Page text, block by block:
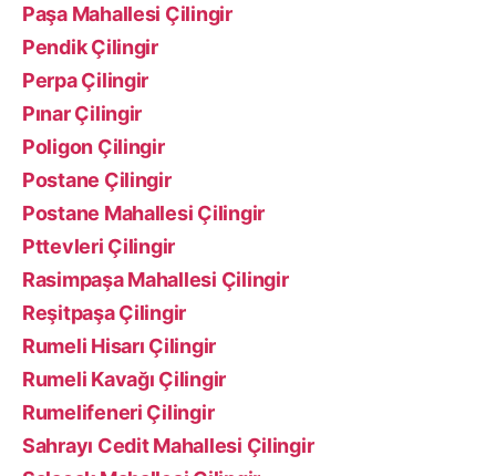
Paşa Mahallesi Çilingir
Pendik Çilingir
Perpa Çilingir
Pınar Çilingir
Poligon Çilingir
Postane Çilingir
Postane Mahallesi Çilingir
Pttevleri Çilingir
Rasimpaşa Mahallesi Çilingir
Reşitpaşa Çilingir
Rumeli Hisarı Çilingir
Rumeli Kavağı Çilingir
Rumelifeneri Çilingir
Sahrayı Cedit Mahallesi Çilingir